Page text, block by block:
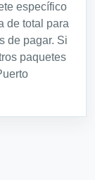
específico
de total para
de pagar. Si
paquetes